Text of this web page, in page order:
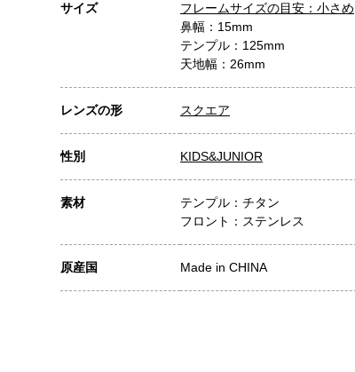
サイズ
フレームサイズの目安：小さめ
鼻幅：15mm
テンプル：125mm
天地幅：26mm
レンズの形 スクエア
性別 KIDS&JUNIOR
素材
テンプル：チタン
フロント：ステンレス
原産国 Made in CHINA